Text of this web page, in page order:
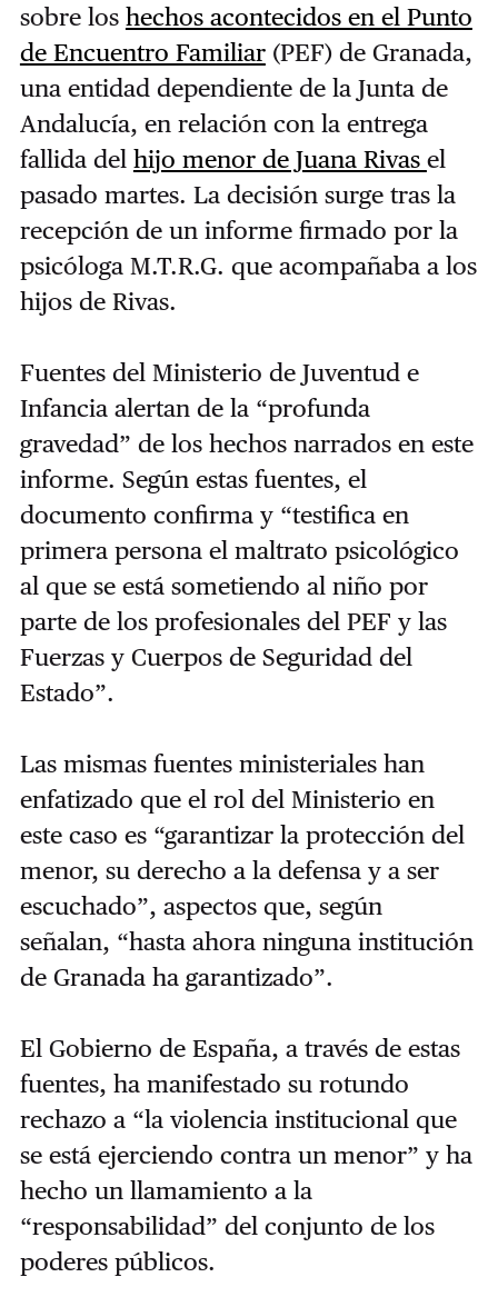
sobre los hechos acontecidos en el Punto
de Encuentro Familiar(PEF) de Granada,
una entidad dependiente de la Junta de
Andalucía, en relación con la entrega
fallida del hijo menor de Juana Rivas el
pasado martes. La decisión surge tras la
recepción de un informe firmado por la
psicóloga M.T.R.G. que acompañaba a los
hijos de Rivas.
Fuentes del Ministerio de Juventud e
Infancia alertan de la “profunda
gravedad” de los hechos narrados en este
informe. Según estas fuentes, el
documento confirma y “testifica en
primera persona el maltrato psicológico
al que se está sometiendo al niño por
parte de los profesionales del PEF y las
Fuerzas y Cuerpos de Seguridad del
Estado”.
Las mismas fuentes ministeriales han
enfatizado que el rol del Ministerio en
este caso es “garantizar la protección del
menor, su derecho a la defensa y a ser
escuchado”, aspectos que, según
señalan, “hasta ahora ninguna institución
de Granada ha garantizado”.
El Gobierno de España, a través de estas
fuentes, ha manifestado su rotundo
rechazo a “la violencia institucional que
se está ejerciendo contra un menor” y ha
hecho un llamamiento a la
“responsabilidad” del conjunto de los
poderes públicos.